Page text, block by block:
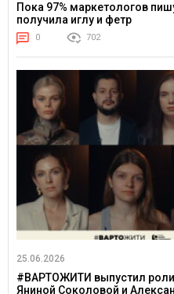
Пока 97% маркетологов
получила иглу и фетр
0 702
25.06.2026
#ВАРТОЖИТИ выпустил
Яниной Соколовой и